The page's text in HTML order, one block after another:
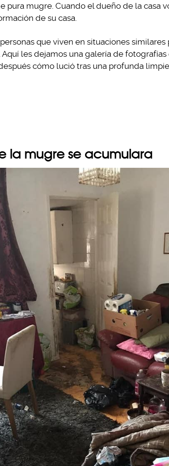
pura mugre. Cuando el dueño de la casa
de su casa.
que viven en situaciones similares
les dejamos una galería de
cómo lució tras una profunda
la mugre se acumulara